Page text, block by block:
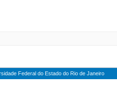
Federal do Estado do Rio de Janeiro